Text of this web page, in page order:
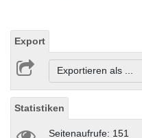
Export
Exportieren als ...
Statistiken
Seitenaufrufe: 151